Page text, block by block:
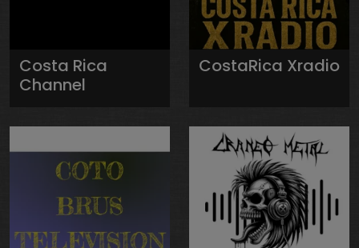
Costa Rica
Channel
CostaRica Xradio